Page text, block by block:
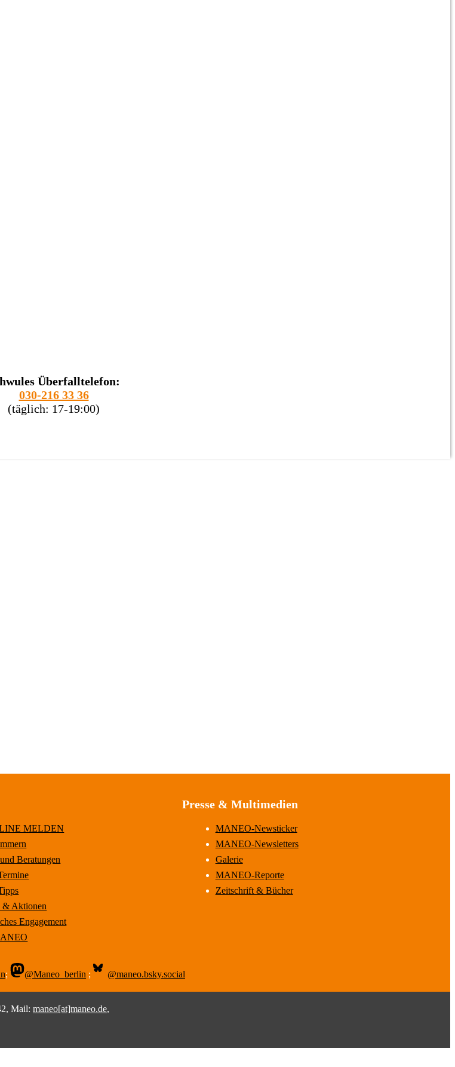
Überfalltelefon:
030-216 33 36
(täglich: 17-19:00)
MELDEN
Beratungen
& Aktionen
Engagement
Presse & Multimedien
MANEO-Newsticker
MANEO-Newsletters
Galerie
MANEO-Reporte
Zeitschrift & Bücher
; @Maneo_berlin ; @maneo.bsky.social
Mail: maneo[at]maneo.de,